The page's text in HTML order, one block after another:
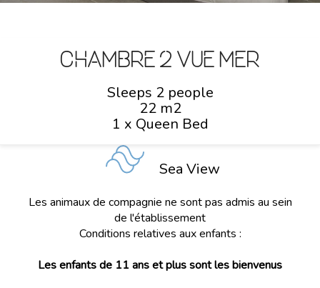
Chambre 2 vue mer
Sleeps 2 people
22 m2
1 x Queen Bed
Sea View
Les animaux de compagnie ne sont pas admis au sein
de l'établissement
Conditions relatives aux enfants :
Les enfants de 11 ans et plus sont les bienvenus